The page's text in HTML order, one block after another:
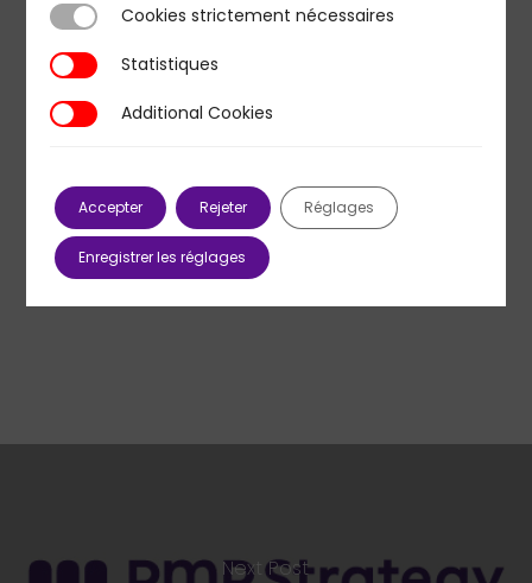
Une étude republiée par :
RelationClientMag le 18 janvier 2022
Linéaires le 20 janvier 2022
MC Factory le 20 janvier 2022
My Digital Week le 25 janvier 2022
Le Hub le 07 février 2022
Efficiens le 04 mars 2022
Next Post
Cookies strictement nécessaires
Cookies strictement nécessaires
StatistiquesStatistiques
Additional Cookies
Additional Cookies
Accepter Rejeter Réglages
Enregistrer les réglages